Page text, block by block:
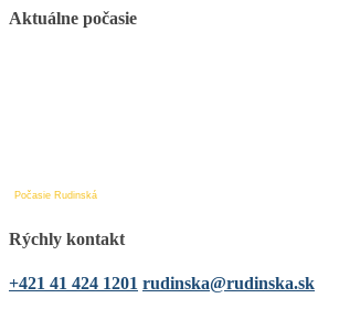
Aktuálne počasie
Počasie Rudinská
Rýchly kontakt
+421 41 424 1201 rudinska@rudinska.sk